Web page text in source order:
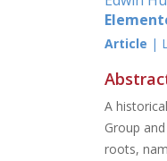
Article |
A
Group
roots,